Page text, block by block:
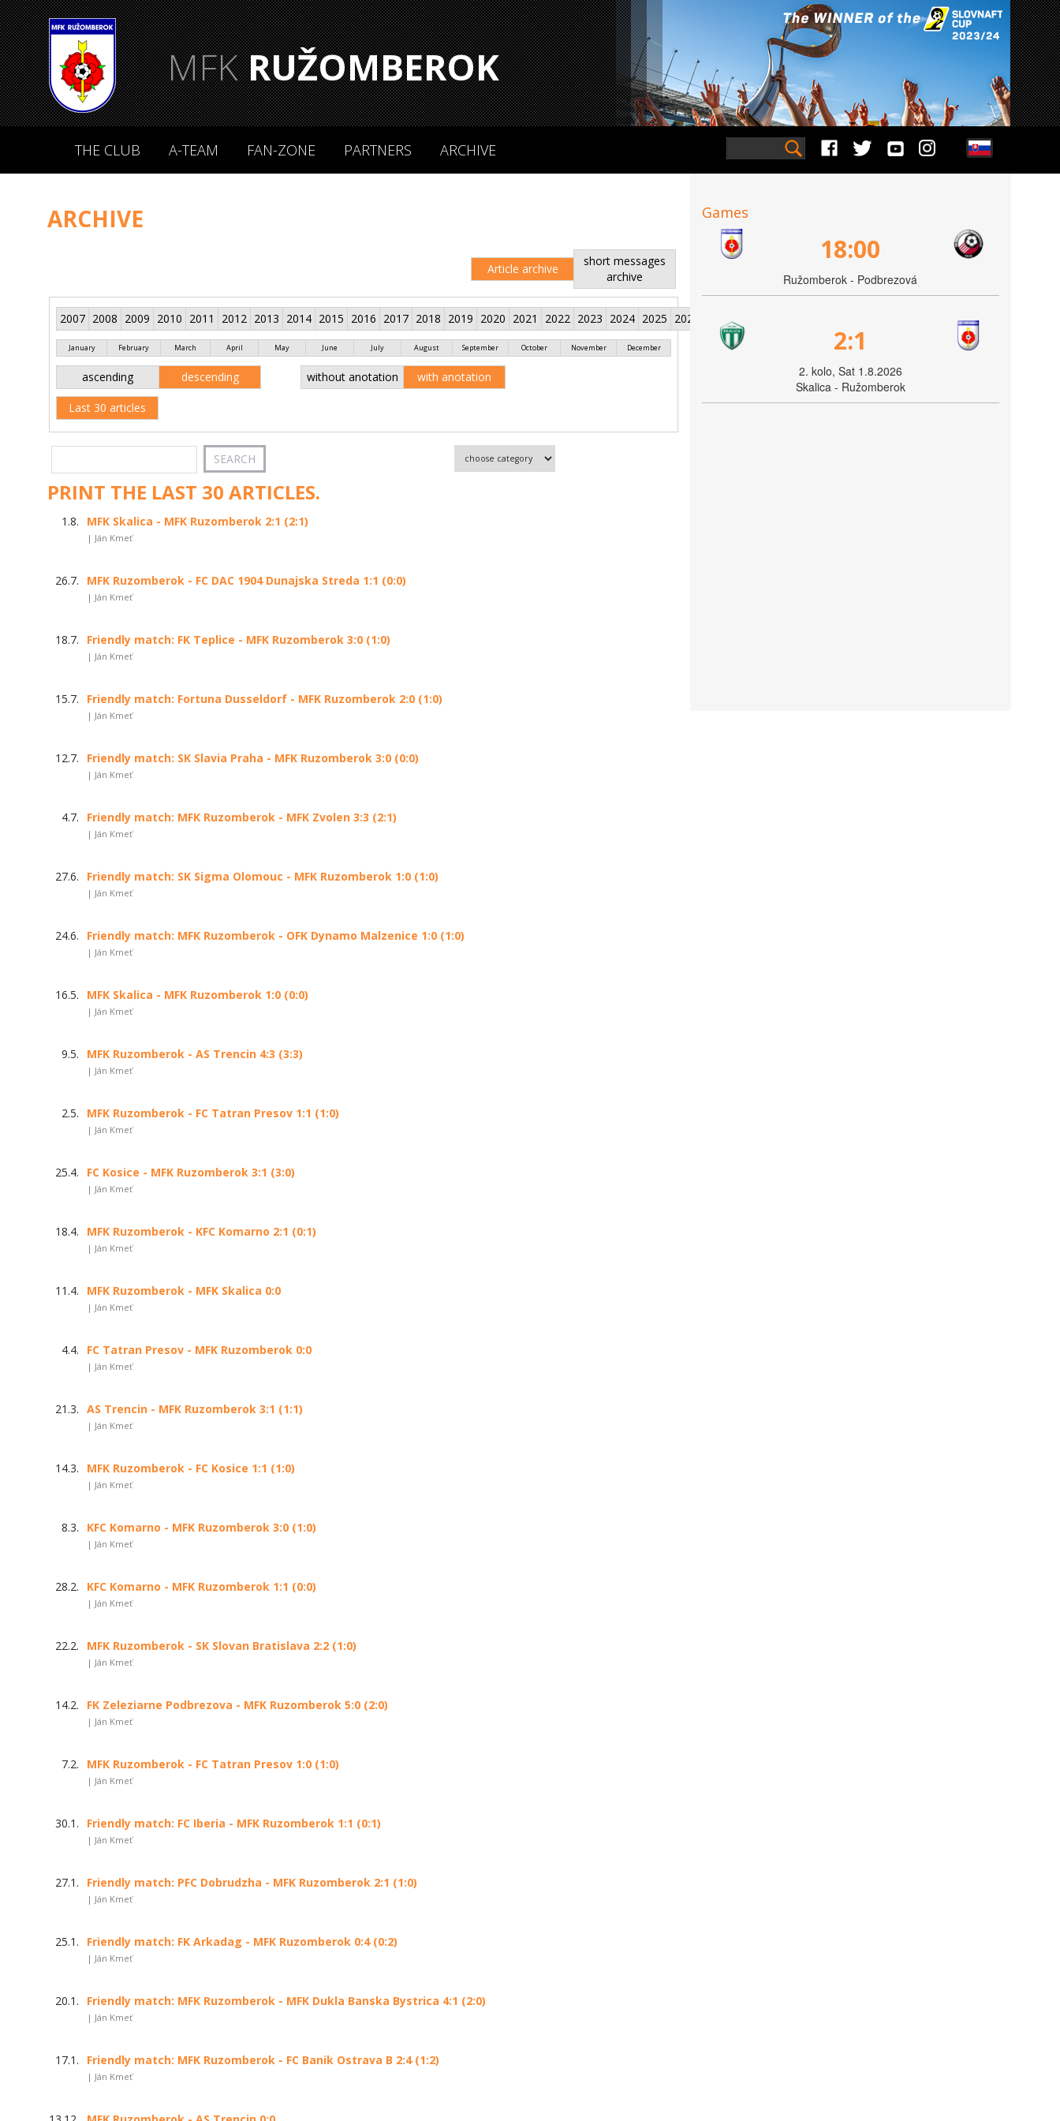
MFKRUŽOMBEROK
THE CLUB A-TEAM FAN-ZONE PARTNERS ARCHIVE
ARCHIVE
Article archive
short messages
archive
2007 2008 2009 2010 2011 2012 2013 2014 2015 2016 2017 2018 2019 2020 2021 2022 2023 2024 2025 2026
January February March April May June July August September October November December
ascending descending without anotation with anotation
Last 30 articles
PRINT THE LAST 30 ARTICLES.
1.8. MFK Skalica - MFK Ruzomberok 2:1 (2:1)
| Ján Kmeť
26.7. MFK Ruzomberok - FC DAC 1904 Dunajska Streda 1:1 (0:0)
| Ján Kmeť
18.7. Friendly match: FK Teplice - MFK Ruzomberok 3:0 (1:0)
| Ján Kmeť
15.7. Friendly match: Fortuna Dusseldorf - MFK Ruzomberok 2:0 (1:0)
| Ján Kmeť
12.7. Friendly match: SK Slavia Praha - MFK Ruzomberok 3:0 (0:0)
| Ján Kmeť
4.7. Friendly match: MFK Ruzomberok - MFK Zvolen 3:3 (2:1)
| Ján Kmeť
27.6. Friendly match: SK Sigma Olomouc - MFK Ruzomberok 1:0 (1:0)
| Ján Kmeť
24.6. Friendly match: MFK Ruzomberok - OFK Dynamo Malzenice 1:0 (1:0)
| Ján Kmeť
16.5. MFK Skalica - MFK Ruzomberok 1:0 (0:0)
| Ján Kmeť
9.5. MFK Ruzomberok - AS Trencin 4:3 (3:3)
| Ján Kmeť
2.5. MFK Ruzomberok - FC Tatran Presov 1:1 (1:0)
| Ján Kmeť
25.4. FC Kosice - MFK Ruzomberok 3:1 (3:0)
| Ján Kmeť
18.4. MFK Ruzomberok - KFC Komarno 2:1 (0:1)
| Ján Kmeť
11.4. MFK Ruzomberok - MFK Skalica 0:0
| Ján Kmeť
4.4. FC Tatran Presov - MFK Ruzomberok 0:0
| Ján Kmeť
21.3. AS Trencin - MFK Ruzomberok 3:1 (1:1)
| Ján Kmeť
14.3. MFK Ruzomberok - FC Kosice 1:1 (1:0)
| Ján Kmeť
8.3. KFC Komarno - MFK Ruzomberok 3:0 (1:0)
| Ján Kmeť
28.2. KFC Komarno - MFK Ruzomberok 1:1 (0:0)
| Ján Kmeť
22.2. MFK Ruzomberok - SK Slovan Bratislava 2:2 (1:0)
| Ján Kmeť
14.2. FK Zeleziarne Podbrezova - MFK Ruzomberok 5:0 (2:0)
| Ján Kmeť
7.2. MFK Ruzomberok - FC Tatran Presov 1:0 (1:0)
| Ján Kmeť
30.1. Friendly match: FC Iberia - MFK Ruzomberok 1:1 (0:1)
| Ján Kmeť
27.1. Friendly match: PFC Dobrudzha - MFK Ruzomberok 2:1 (1:0)
| Ján Kmeť
25.1. Friendly match: FK Arkadag - MFK Ruzomberok 0:4 (0:2)
| Ján Kmeť
20.1. Friendly match: MFK Ruzomberok - MFK Dukla Banska Bystrica 4:1 (2:0)
| Ján Kmeť
17.1. Friendly match: MFK Ruzomberok - FC Banik Ostrava B 2:4 (1:2)
| Ján Kmeť
Games
18:00
Ružomberok - Podbrezová
2:1
2. kolo, Sat 1.8.2026
Skalica - Ružomberok